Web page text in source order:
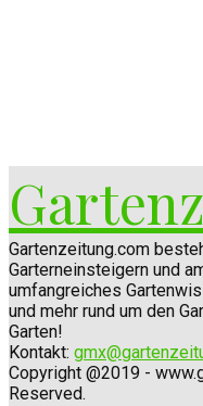
Gartenzeitung.com
Garterneinsteigern und
umfangreiches
und mehr rund um den
Garten!
Kontakt:
Copyright @2019 -
Reserved.